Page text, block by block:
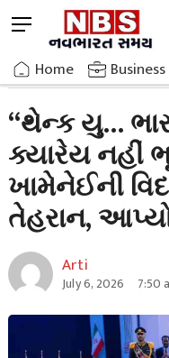
to
content
M
n
u
u
t
o
n
Home Business
Home»Breaking News»
“થેન્ક યુ…
ક્યારેય નહીં
ખામેનેઈની
તેહરાન,
Arti
July 6, 2026 7:50